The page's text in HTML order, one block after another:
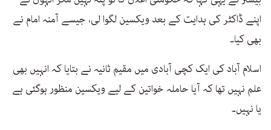
اپنے ڈاکٹر کی ہدایت کے بعد ویکسین لگوا لی، جیسے آمنہ امام نے
بھی کیا۔
اسلام آباد کی ایک کچی آبادی میں مقیم ثانیہ نے بتایا کہ انہیں بھی
علم نہیں تھا کہ آیا حاملہ خواتین کے لیے ویکسین منظور ہوگئی ہے
یا نہیں۔